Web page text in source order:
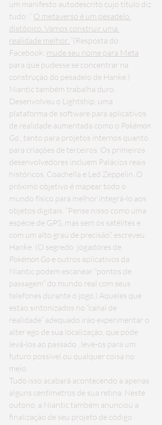
um manifesto autodescrito cujo título diz
tudo: “ O metaverso é um pesadelo
distópico. Vamos construir uma
realidade melhor. ”(Resposta do
Facebook: mude seu nome para Meta
para que pudesse se concentrar na
construção do pesadelo de Hanke.)
Niantic também trabalha duro.
Desenvolveu o Lightship, uma
plataforma de software para aplicativos
de realidade aumentada como o Pokémon
Go , tanto para projetos internos quanto
para criações de terceiros. Os primeiros
desenvolvedores incluem Palácios reais
históricos, Coachella e Led Zeppelin. O
próximo objetivo é mapear todo o
mundo físico para melhor integrá-lo aos
objetos digitais. “Pense nisso como uma
espécie de GPS, mas sem os satélites e
com um alto grau de precisão”, escreveu
Hanke. (O segredo: jogadores de
Pokémon Go e outros aplicativos da
Niantic podem escanear “pontos de
passagem” do mundo real com seus
telefones durante o jogo.) Aqueles que
estão sintonizados no “canal de
realidade” adequado irão experimentar o
alter ego de sua localização, que pode
levá-los ao passado , leve-os para um
futuro possível ou qualquer coisa no
meio.
Tudo isso acabará acontecendo a apenas
alguns centímetros de sua retina. Neste
outono, a Niantic também anunciou a
finalização de seu projeto de código